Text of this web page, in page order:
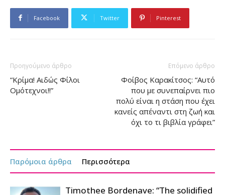
Facebook Twitter Pinterest
Προηγούμενο άρθρο
“Κρίμα! Αιδώς Φίλοι
Ομότεχνοι!!”
Επόμενο άρθρο
Φοίβος Καρακίτσος: “Αυτό
που με συνεπαίρνει πιο
πολύ είναι η στάση που έχει
κανείς απέναντι στη ζωή και
όχι το τι βιβλία γράφει”
Παρόμοια άρθρα Περισσότερα
Timothee Bordenave: “The solidified